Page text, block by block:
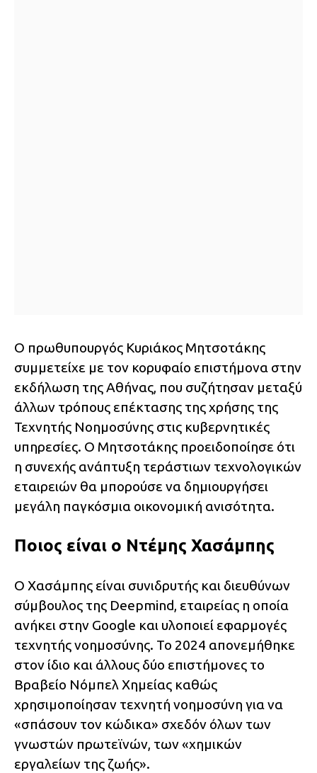
Ο πρωθυπουργός Κυριάκος Μητσοτάκης
συμμετείχε με τον κορυφαίο επιστήμονα στην
εκδήλωση της Αθήνας, που συζήτησαν μεταξύ
άλλων τρόπους επέκτασης της χρήσης της
Τεχνητής Νοημοσύνης στις κυβερνητικές
υπηρεσίες. Ο Μητσοτάκης προειδοποίησε ότι
η συνεχής ανάπτυξη τεράστιων τεχνολογικών
εταιρειών θα μπορούσε να δημιουργήσει
μεγάλη παγκόσμια οικονομική ανισότητα.
Ποιος είναι ο Ντέμης Χασάμπης
Ο Χασάμπης είναι συνιδρυτής και διευθύνων
σύμβουλος της Deepmind, εταιρείας η οποία
ανήκει στην Google και υλοποιεί εφαρμογές
τεχνητής νοημοσύνης. Το 2024 απονεμήθηκε
στον ίδιο και άλλους δύο επιστήμονες το
Βραβείο Νόμπελ Χημείας καθώς
χρησιμοποίησαν τεχνητή νοημοσύνη για να
«σπάσουν τον κώδικα» σχεδόν όλων των
γνωστών πρωτεϊνών, των «χημικών
εργαλείων της ζωής».